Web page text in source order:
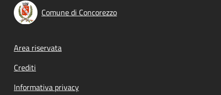
Comune di Concorezzo
Footer menu
Area riservata
Crediti
Informativa privacy